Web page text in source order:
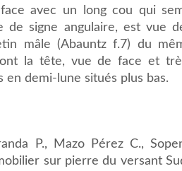
avec un long cou qui
de signe angulaire, est vue
mâle (Abauntz f.7) du
la tête, vue de face et
demi-lune situés plus bas.
P., Mazo Pérez C.,
sur pierre du versant